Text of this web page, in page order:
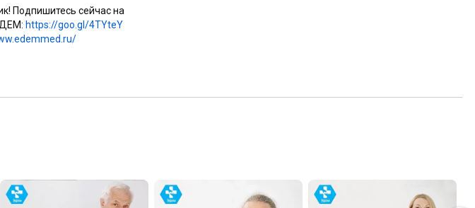
Подпишитесь сейчас на
https://goo.gl/4TYteY
д.9, кор.2.